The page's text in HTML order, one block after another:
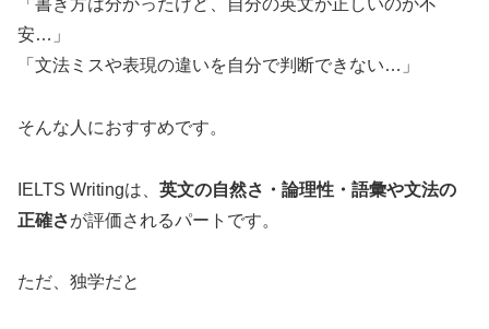
「書き方は分かったけど、自分の英文が正しいのか不
安…」
「文法ミスや表現の違いを自分で判断できない…」
そんな人におすすめです。
IELTS Writingは、 英文の自然さ・論理性・語彙や文法の
正確さが評価されるパートです。
ただ、独学だと